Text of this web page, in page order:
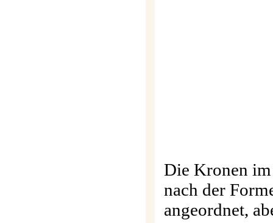
Die Kronen im
nach der
angeordnet,